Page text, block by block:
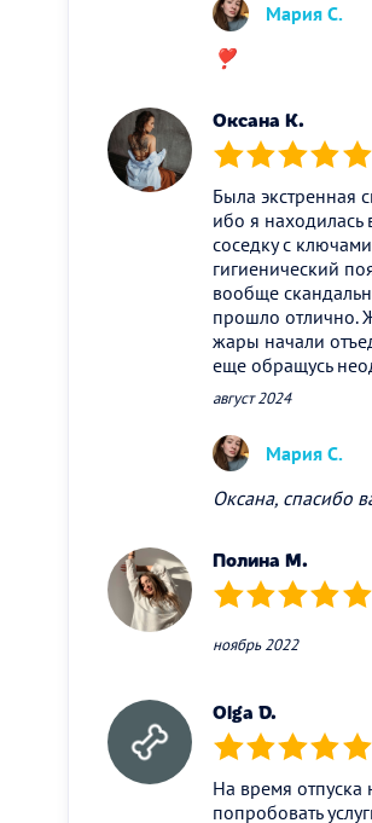
Мария С.
❣️
Оксана К.
(*) (*) (*) (*) (*)
Была экстренная
ибо я находилась
соседку с
гигиенический
вообще
прошло отлично.
жары начали
еще обращусь
август 2024
Мария С.
Оксана, спасибо
Полина М.
(*) (*) (*) (*) (*)
ноябрь 2022
Olga D.
(*) (*) (*) (*) (*)
На время отпуска
попробовать